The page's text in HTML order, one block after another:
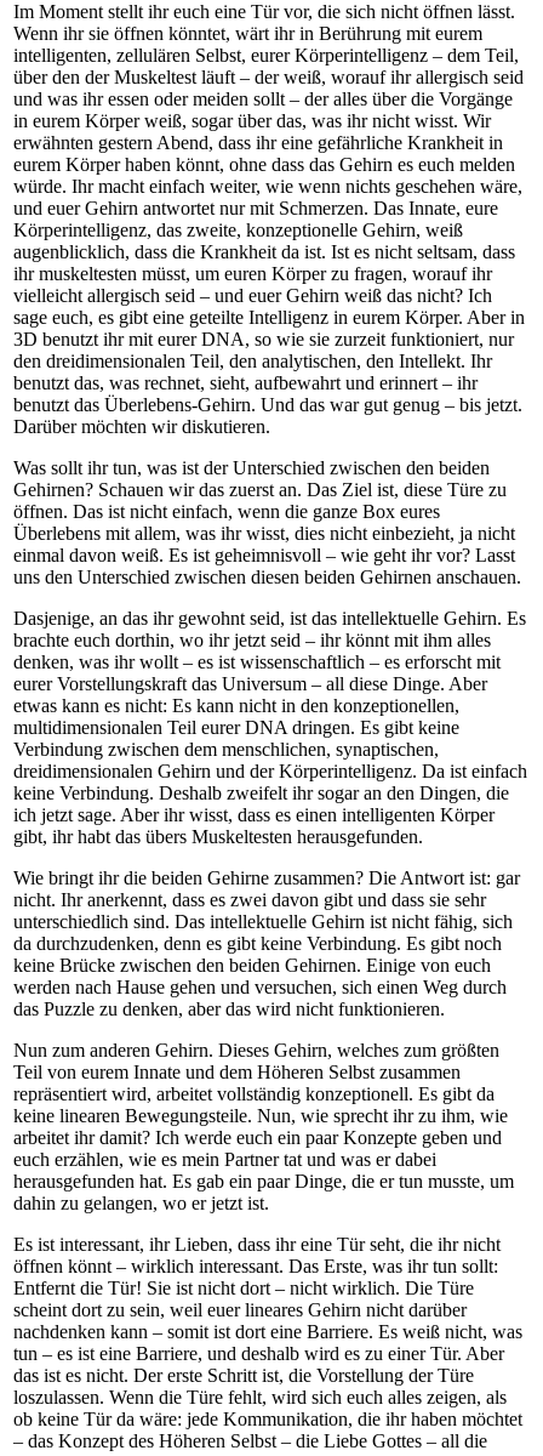
Im Moment stellt ihr euch eine Tür vor, die sich nicht öffnen lässt.
Wenn ihr sie öffnen könntet, wärt ihr in Berührung mit eurem
intelligenten, zellulären Selbst, eurer Körperintelligenz – dem Teil,
über den der Muskeltest läuft – der weiß, worauf ihr allergisch seid
und was ihr essen oder meiden sollt – der alles über die Vorgänge
in eurem Körper weiß, sogar über das, was ihr nicht wisst. Wir
erwähnten gestern Abend, dass ihr eine gefährliche Krankheit in
eurem Körper haben könnt, ohne dass das Gehirn es euch melden
würde. Ihr macht einfach weiter, wie wenn nichts geschehen wäre,
und euer Gehirn antwortet nur mit Schmerzen. Das Innate, eure
Körperintelligenz, das zweite, konzeptionelle Gehirn, weiß
augenblicklich, dass die Krankheit da ist. Ist es nicht seltsam, dass
ihr muskeltesten müsst, um euren Körper zu fragen, worauf ihr
vielleicht allergisch seid – und euer Gehirn weiß das nicht? Ich
sage euch, es gibt eine geteilte Intelligenz in eurem Körper. Aber in
3D benutzt ihr mit eurer DNA, so wie sie zurzeit funktioniert, nur
den dreidimensionalen Teil, den analytischen, den Intellekt. Ihr
benutzt das, was rechnet, sieht, aufbewahrt und erinnert – ihr
benutzt das Überlebens-Gehirn. Und das war gut genug – bis jetzt.
Darüber möchten wir diskutieren.
Was sollt ihr tun, was ist der Unterschied zwischen den beiden
Gehirnen? Schauen wir das zuerst an. Das Ziel ist, diese Türe zu
öffnen. Das ist nicht einfach, wenn die ganze Box eures
Überlebens mit allem, was ihr wisst, dies nicht einbezieht, ja nicht
einmal davon weiß. Es ist geheimnisvoll – wie geht ihr vor? Lasst
uns den Unterschied zwischen diesen beiden Gehirnen anschauen.
Dasjenige, an das ihr gewohnt seid, ist das intellektuelle Gehirn. Es
brachte euch dorthin, wo ihr jetzt seid – ihr könnt mit ihm alles
denken, was ihr wollt – es ist wissenschaftlich – es erforscht mit
eurer Vorstellungskraft das Universum – all diese Dinge. Aber
etwas kann es nicht: Es kann nicht in den konzeptionellen,
multidimensionalen Teil eurer DNA dringen. Es gibt keine
Verbindung zwischen dem menschlichen, synaptischen,
dreidimensionalen Gehirn und der Körperintelligenz. Da ist einfach
keine Verbindung. Deshalb zweifelt ihr sogar an den Dingen, die
ich jetzt sage. Aber ihr wisst, dass es einen intelligenten Körper
gibt, ihr habt das übers Muskeltesten herausgefunden.
Wie bringt ihr die beiden Gehirne zusammen? Die Antwort ist: gar
nicht. Ihr anerkennt, dass es zwei davon gibt und dass sie sehr
unterschiedlich sind. Das intellektuelle Gehirn ist nicht fähig, sich
da durchzudenken, denn es gibt keine Verbindung. Es gibt noch
keine Brücke zwischen den beiden Gehirnen. Einige von euch
werden nach Hause gehen und versuchen, sich einen Weg durch
das Puzzle zu denken, aber das wird nicht funktionieren.
Nun zum anderen Gehirn. Dieses Gehirn, welches zum größten
Teil von eurem Innate und dem Höheren Selbst zusammen
repräsentiert wird, arbeitet vollständig konzeptionell. Es gibt da
keine linearen Bewegungsteile. Nun, wie sprecht ihr zu ihm, wie
arbeitet ihr damit? Ich werde euch ein paar Konzepte geben und
euch erzählen, wie es mein Partner tat und was er dabei
herausgefunden hat. Es gab ein paar Dinge, die er tun musste, um
dahin zu gelangen, wo er jetzt ist.
Es ist interessant, ihr Lieben, dass ihr eine Tür seht, die ihr nicht
öffnen könnt – wirklich interessant. Das Erste, was ihr tun sollt:
Entfernt die Tür! Sie ist nicht dort – nicht wirklich. Die Türe
scheint dort zu sein, weil euer lineares Gehirn nicht darüber
nachdenken kann – somit ist dort eine Barriere. Es weiß nicht, was
tun – es ist eine Barriere, und deshalb wird es zu einer Tür. Aber
das ist es nicht. Der erste Schritt ist, die Vorstellung der Türe
loszulassen. Wenn die Türe fehlt, wird sich euch alles zeigen, als
ob keine Tür da wäre: jede Kommunikation, die ihr haben möchtet
– das Konzept des Höheren Selbst – die Liebe Gottes – all die